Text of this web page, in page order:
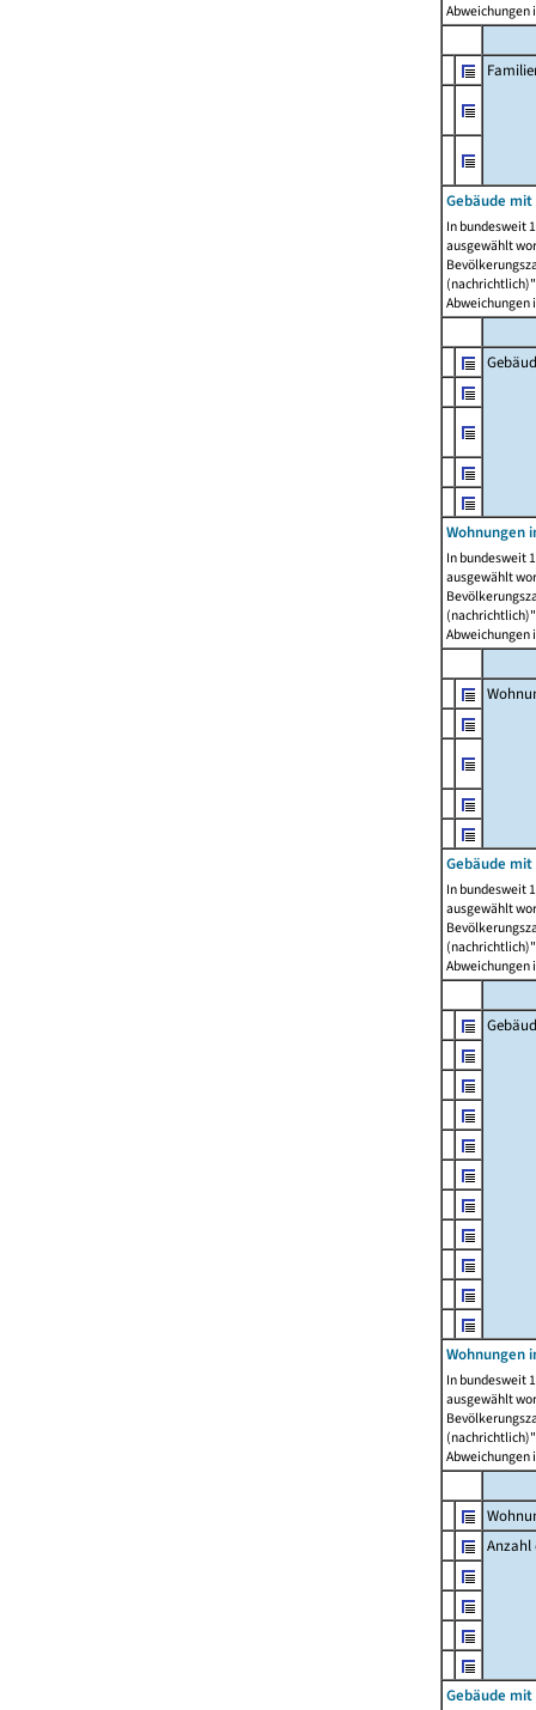
Abweichungen
Gebäude
In bundesweit
ausgewählt
Abweichungen
Wohnungen
In bundesweit
ausgewählt
Abweichungen
Gebäude
In bundesweit
ausgewählt
Abweichungen
Wohnungen
In bundesweit
ausgewählt
Abweichungen
Anzahl
Gebäude